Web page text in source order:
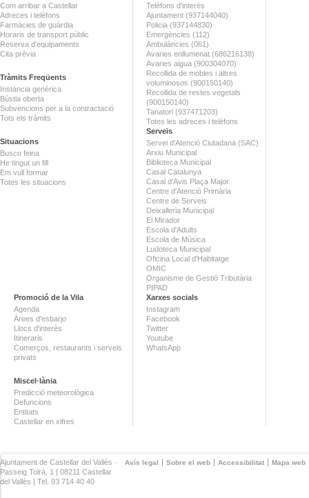
Com arribar a Castellar
Adreces i telèfons
Farmàcies de guàrdia
Horaris de transport públic
Reserva d'equipaments
Cita prèvia
Tràmits Freqüents
Instància genèrica
Bústia oberta
Subvencions per a la contractació
Tots els tràmits
Situacions
Busco feina
He tingut un fill
Em vull formar
Totes les situacions
Telèfons d'interès
Ajuntament (937144040)
Policia (937144830)
Emergències (112)
Ambulàncies (061)
Avaries enllumenat (686216138)
Avaries aigua (900304070)
Recollida de mobles i altres
voluminosos (900150140)
Recollida de restes vegetals
(900150140)
Tanatori (937471203)
Totes les adreces i telèfons
Serveis
Servei d'Atenció Ciutadana (SAC)
Arxiu Municipal
Biblioteca Municipal
Casal Catalunya
Casal d'Avis Plaça Major
Centre d'Atenció Primària
Centre de Serveis
Deixalleria Municipal
El Mirador
Escola d'Adults
Escola de Música
Ludoteca Municipal
Oficina Local d'Habitatge
OMIC
Organisme de Gestió Tributària
PIPAD
Promoció de la Vila
Agenda
Àrees d'esbarjo
Llocs d'interès
Itineraris
Comerços, restaurants i serveis
privats
Miscel·lània
Predicció meteorològica
Defuncions
Entitats
Castellar en xifres
Xarxes socials
Instagram
Facebook
Twitter
Youtube
WhatsApp
Avís legal Sobre el web Accessibilitat Mapa web
Ajuntament de Castellar del Vallès ·
Passeig Tolrà, 1 | 08211 Castellar
del Vallès | Tel. 93 714 40 40